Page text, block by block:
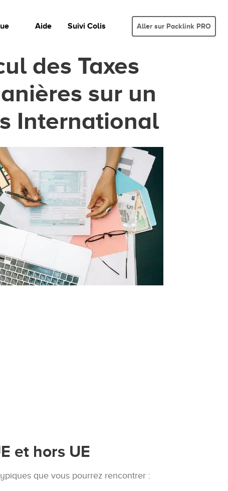
Aide Suivi Colis Aller sur Packlink PRO
des Taxes
sur un
International
et hors UE
que vous pourrez rencontrer :